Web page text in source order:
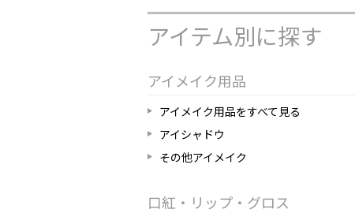
アイテム別に探す
アイメイク用品
アイメイク用品をすべて見る
アイシャドウ
その他アイメイク
口紅・リップ・グロス